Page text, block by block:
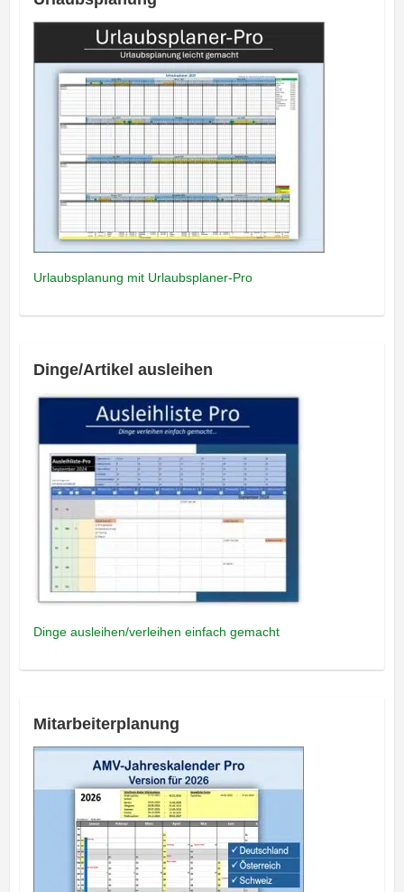
Urlaubsplanung mit Urlaubsplaner-Pro
Dinge/Artikel ausleihen
Dinge ausleihen/verleihen einfach gemacht
Mitarbeiterplanung